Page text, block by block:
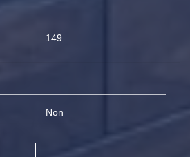
149
Non